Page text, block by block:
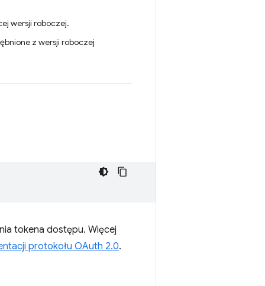
wersji roboczej.
z wersji roboczej
tokena dostępu. Więcej
protokołu OAuth 2.0.